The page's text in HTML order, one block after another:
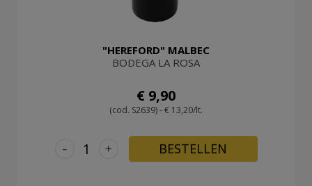
"HEREFORD" MALBEC
BODEGA LA ROSA
€ 9,90
(cod. S2639) - € 13,20/lt.
+
- BESTELLEN